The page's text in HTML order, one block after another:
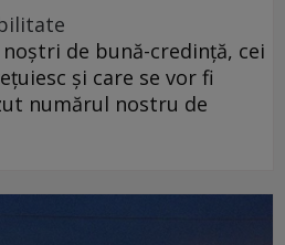
de bună-credință, cei
și care se vor fi
numărul nostru de